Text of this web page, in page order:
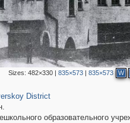
Sizes: 482×330| 835×573| 835×573 W
District
образовательного